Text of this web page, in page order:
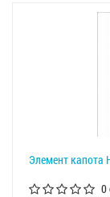
Элемент капота
0